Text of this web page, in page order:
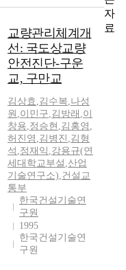
교량관리체계개
선: 국도상교량
안전진단-구운
교, 구만교
김상효 ,김수복,나성
원 ,이민구,김방래 ,이
창용,정승현 ,김홍영 ,
허진영 ,김병진 ,김형
석 ,정재익 ,강용규(연
세대학교부설 ,산업
기술연구소),건설교
통부
한국건설기술연
구원
1995
한국건설기술연
구원
자
료